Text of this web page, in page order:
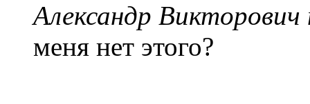
Александр Викторович
меня нет этого?